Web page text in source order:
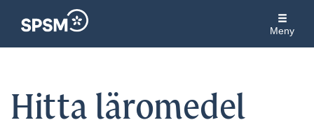
Meny
Hitta läromedel